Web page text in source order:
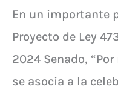
En un importante
Proyecto de Ley
2024 Senado,
se asocia a la